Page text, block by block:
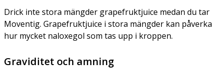
Drick inte stora mängder grapefruktjuice medan du tar
Moventig. Grapefruktjuice i stora mängder kan påverka
hur mycket naloxegol som tas upp i kroppen.
Graviditet och amning